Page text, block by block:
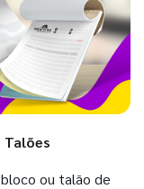
Talões
ou talão de